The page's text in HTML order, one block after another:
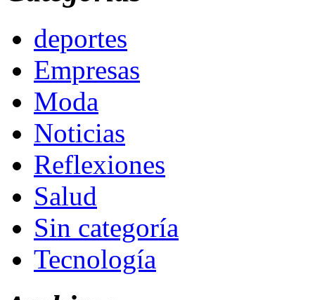
deportes
Empresas
Moda
Noticias
Reflexiones
Salud
Sin categoría
Tecnología